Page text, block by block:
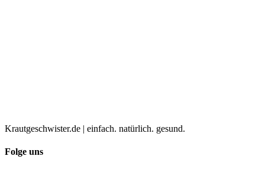
Krautgeschwister.de | einfach. natürlich. gesund.
Folge uns